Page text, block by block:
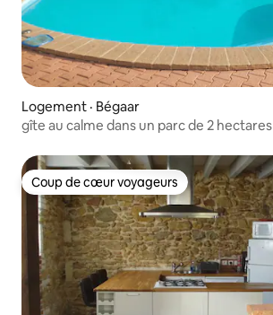
Logement · Bégaar
gîte au calme dans un parc de 2 hectares
Coup de cœur voyageurs
Coup de cœur voyageurs